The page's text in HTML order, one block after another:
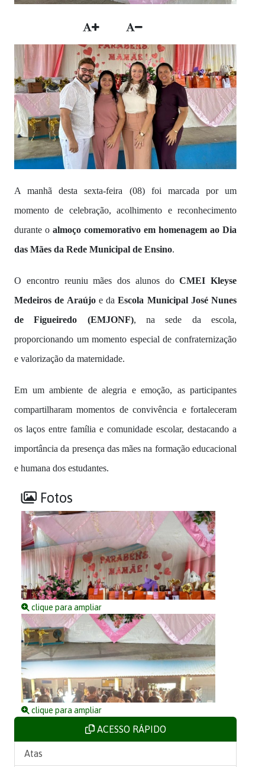
A manhã desta sexta-feira (08) foi marcada por um
momento de celebração, acolhimento e reconhecimento
durante o almoço comemorativo em homenagem ao Dia
das Mães da Rede Municipal de Ensino.
O encontro reuniu mães dos alunos doCMEI Kleyse
Medeiros de Araújoe daEscola Municipal José Nunes
de Figueiredo (EMJONF), na sede da escola,
proporcionando um momento especial de confraternização
e valorização da maternidade.
Em um ambiente de alegria e emoção, as participantes
compartilharam momentos de convivência e fortaleceram
os laços entre família e comunidade escolar, destacando a
importância da presença das mães na formação educacional
e humana dos estudantes.
Fotos
clique para ampliar
clique para ampliar
ACESSO RÁPIDO
Atas